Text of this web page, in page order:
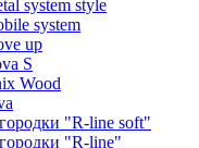
system style
system
up
S
Wood
"R-line soft"
"R-line"